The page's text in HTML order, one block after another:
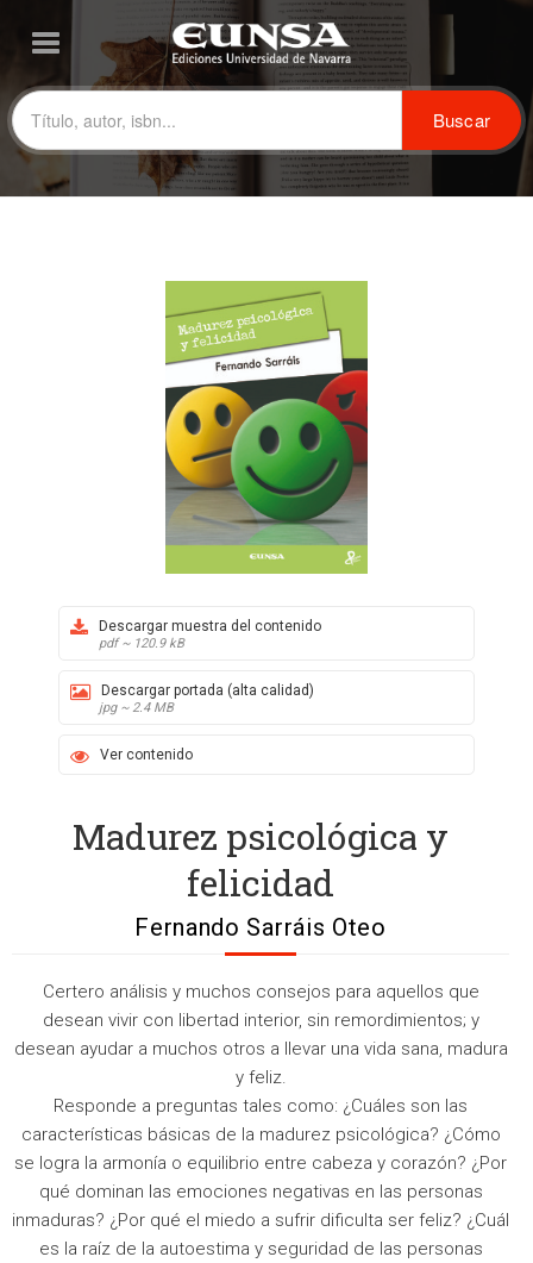
Descargar muestra del contenido
pdf ~ 120.9 kB
Descargar portada (alta calidad)
jpg ~ 2.4 MB
Ver contenido
Madurez psicológica y
felicidad
Fernando Sarráis Oteo
Certero análisis y muchos consejos para aquellos que
desean vivir con libertad interior, sin remordimientos; y
desean ayudar a muchos otros a llevar una vida sana, madura
y feliz.
Responde a preguntas tales como: ¿Cuáles son las
características básicas de la madurez psicológica? ¿Cómo
se logra la armonía o equilibrio entre cabeza y corazón? ¿Por
qué dominan las emociones negativas en las personas
inmaduras? ¿Por qué el miedo a sufrir dificulta ser feliz? ¿Cuál
es la raíz de la autoestima y seguridad de las personas